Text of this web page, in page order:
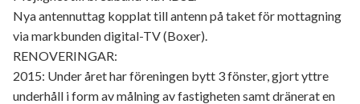
Nya antennuttag kopplat till antenn på taket för mottagning
via markbunden digital-TV (Boxer).
RENOVERINGAR:
2015: Under året har föreningen bytt 3 fönster, gjort yttre
underhåll i form av målning av fastigheten samt dränerat en